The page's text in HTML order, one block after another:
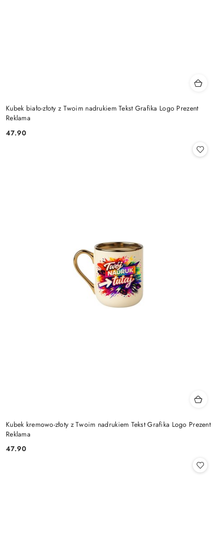
Kubek biało-złoty z Twoim nadrukiem Tekst Grafika Logo Prezent
Reklama
Cena:
47.90
Kubek kremowo-złoty z Twoim nadrukiem Tekst Grafika Logo Prezent
Reklama
Cena:
47.90